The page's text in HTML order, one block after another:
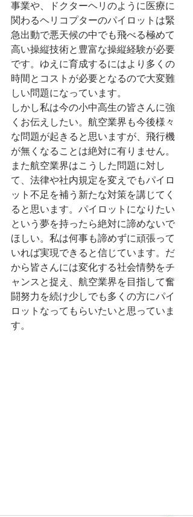
事業や、ドクターヘリのように医療に
関わるヘリコプターのパイロットは緊
急出動で悪天候の中でも飛べる極めて
高い操縦技術と豊富な操縦経験が必要
です。ゆえに育成するにはより多くの
時間とコストが必要となるので大変難
しい問題になっています。
しかし私は今の小中高生の皆さんに強
くお伝えしたい。航空業界も今後様々
な問題が起きると思いますが、飛行機
が無くなることは絶対に有りません。
また航空業界はこうした問題に対し
て、法律や社内規定を変えでもパイロ
ット不足を補う新たな対策を講じてく
ると思います。パイロットになりたい
という夢を持ったら絶対に諦めないで
ほしい。私は何事も諦めずに頑張って
いれば実現できると信じています。だ
から皆さんには変化する社会情勢をチ
ャンスと捉え、航空業界を目指して奮
闘努力を続け少しでも多くの方にパイ
ロットなってもらいたいと思っていま
す。